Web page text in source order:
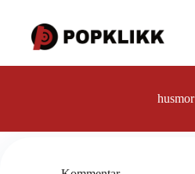
innholdet
husmor